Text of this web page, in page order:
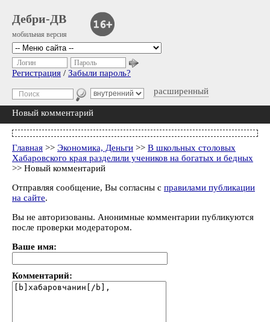
Дебри-ДВ
мобильная версия
расширенный
Логин Пароль
Регистрация / Забыли пароль?
Новый комментарий
Главная >> Экономика, Деньги >> В школьных столовых
Хабаровского края разделили учеников на богатых и бедных
>> Новый комментарий
Отправляя сообщение, Вы согласны с правилами публикации
на сайте.
Вы не авторизованы. Анонимные комментарии публикуются
после проверки модератором.
Ваше имя:
Комментарий: